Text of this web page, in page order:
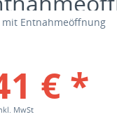
Entnahmeöffnung
€ *
MwSt